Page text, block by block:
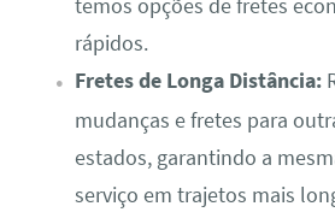
temos opções de fretes
rápidos.
Fretes de Longa Distância:
mudanças e fretes para
estados, garantindo a
serviço em trajetos mais